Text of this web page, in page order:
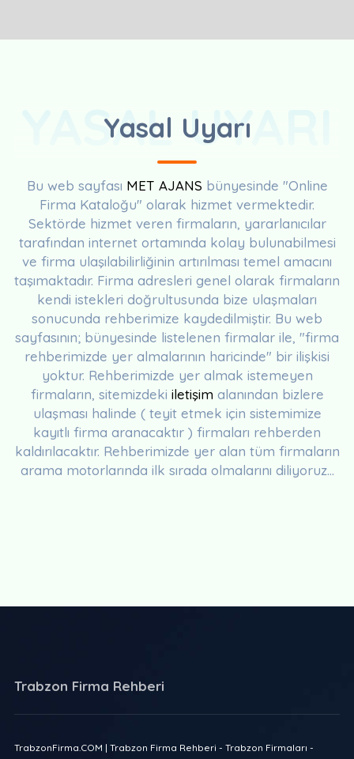
Yasal Uyarı
YASAL UYARI
Bu web sayfası MET AJANS bünyesinde "Online
Firma Kataloğu" olarak hizmet vermektedir.
Sektörde hizmet veren firmaların, yararlanıcılar
tarafından internet ortamında kolay bulunabilmesi
ve firma ulaşılabilirliğinin artırılması temel amacını
taşımaktadır. Firma adresleri genel olarak firmaların
kendi istekleri doğrultusunda bize ulaşmaları
sonucunda rehberimize kaydedilmiştir. Bu web
sayfasının; bünyesinde listelenen firmalar ile, "firma
rehberimizde yer almalarının haricinde" bir ilişkisi
yoktur. Rehberimizde yer almak istemeyen
firmaların, sitemizdeki iletişim alanından bizlere
ulaşması halinde ( teyit etmek için sistemimize
kayıtlı firma aranacaktır ) firmaları rehberden
kaldırılacaktır. Rehberimizde yer alan tüm firmaların
arama motorlarında ilk sırada olmalarını diliyoruz...
Trabzon Firma Rehberi
TrabzonFirma.COM | Trabzon Firma Rehberi - Trabzon Firmaları -